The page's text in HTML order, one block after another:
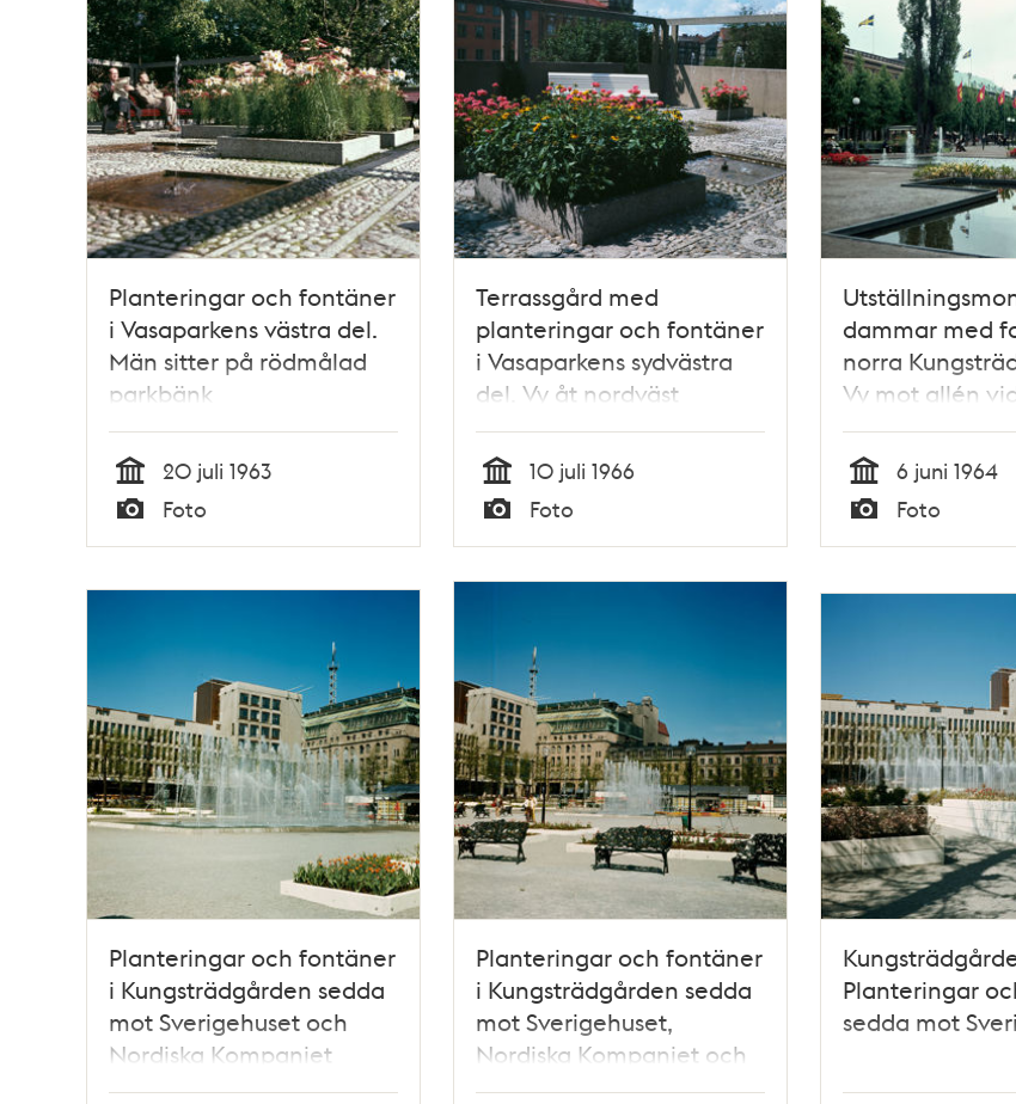
Planteringar och fontäner
i Vasaparkens västra del.
Män sitter på rödmålad
parkbänk
Tid
20 juli 1963
Typ
Foto
Terrassgård med
planteringar och fontäner
i Vasaparkens sydvästra
del. Vy åt nordväst
Tid
10 juli 1966
Typ
Foto
dammar med
norra
Vy mot allén
Tid
6 juni 1964
Typ
Foto
Planteringar och fontäner
i Kungsträdgården sedda
mot Sverigehuset och
Nordiska Kompaniet
Planteringar och fontäner
i Kungsträdgården sedda
mot Sverigehuset,
Nordiska Kompaniet och
Sagerska husen
Planteringar
sedda mot